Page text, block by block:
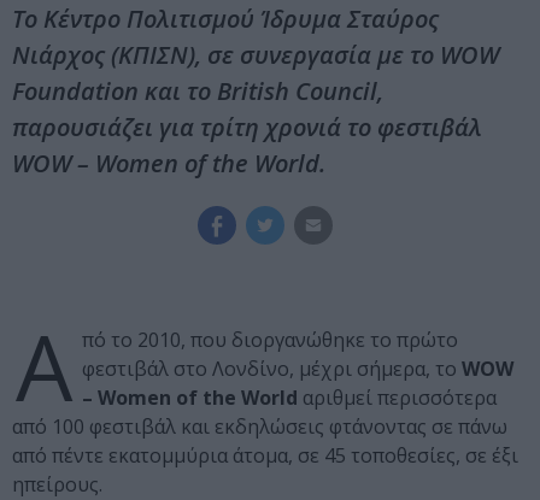
Το Κέντρο Πολιτισμού Ίδρυμα Σταύρος
Νιάρχος (ΚΠΙΣΝ), σε συνεργασία με το WOW
Foundation και το British Council,
παρουσιάζει για τρίτη χρονιά το φεστιβάλ
WOW – Women of the World.
Α πό το 2010, που διοργανώθηκε το πρώτο
φεστιβάλ στο Λονδίνο, μέχρι σήμερα, το WOW
– Women of the World αριθμεί περισσότερα
από 100 φεστιβάλ και εκδηλώσεις φτάνοντας σε πάνω
από πέντε εκατομμύρια άτομα, σε 45 τοποθεσίες, σε έξι
ηπείρους.